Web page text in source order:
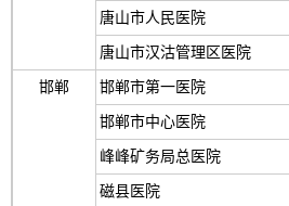
唐山市人民医院
唐山市汉沽管理区医院
邯郸
邯郸市第一医院
邯郸市中心医院
峰峰矿务局总医院
磁县医院